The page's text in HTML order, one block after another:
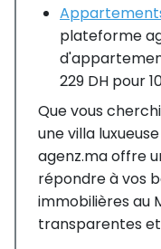
plateforme
229 DH pour
Que vous
une villa
agenz.ma offre
répondre à vos
immobilières au
transparentes